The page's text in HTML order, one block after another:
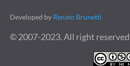
Developed by Renato Brunetti
© 2007-2023. All right